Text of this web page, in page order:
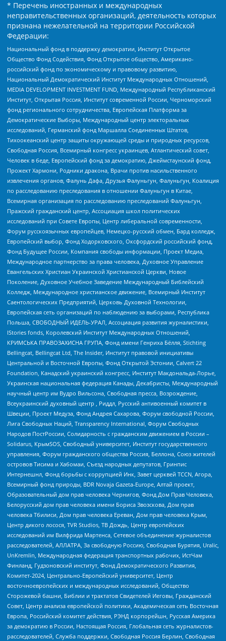
* Перечень иностранных и международных
неправительственных организаций, деятельность которых
признана нежелательной на территории Российской
Федерации:
Национальный фонд в поддержку демократии, Институт Открытое
Общество Фонд Содействия, Фонд Открытое общество, Американо-
российский фонд по экономическому и правовому развитию,
Национальный Демократический Институт Международных Отношений,
MEDIA DEVELOPMENT INVESTMENT FUND, Международный Республиканский
Институт, Открытая Россия, Институт современной России, Черноморский
фонд регионального сотрудничества, Европейская Платформа за
Демократические Выборы, Международный центр электоральных
исследований, Германский фонд Маршалла Соединенных Штатов,
Тихоокеанский центр защиты окружающей среды и природных ресурсов,
Свободная Россия, Всемирный конгресс украинцев, Атлантический совет,
Человек в беде, Европейский фонд за демократию, Джеймстаунский фонд,
Прожект Хармони, Родники дракона, Врачи против насильственного
извлечения органов, Фалунь Дафа, Друзья Фалуньгун, Фалуньгун, Коалиция
по расследованию преследования в отношении Фалуньгун в Китае,
Всемирная организация по расследованию преследований Фалуньгун,
Пражский гражданский центр, Ассоциация школ политических
исследований при Совете Европы, Центр либеральной современности,
Форум русскоязычных европейцев, Немецко-русский обмен, Бард колледж,
Европейский выбор, Фонд Ходорковского, Оксфордский российский фонд,
Фонд Будущее России, Компания свободы информации, Проект Медиа,
Международное партнерство за права человека, Духовное Управление
Евангельских Христиан Украинской Христианской Церкви, Новое
Поколение, Духовное Учебное Заведение Международный Библейский
Колледж, Международное христианское движение, Всемирный Институт
Саентологических Предприятий, Церковь Духовной Технологии,
Европейская сеть организаций по наблюдению за выборами, Республика
Польша, СВОБОДНЫЙ ИДЕЛЬ-УРАЛ, Ассоциация развития журналистики,
IStories fonds, Королевский Институт Международных Отношений,
КРИМСЬКА ПРАВОЗАХИСНА ГРУПА, Фонд имени Генриха Бёлля, Stichting
Bellingcat, Bellingcat Ltd, The Insider, Институт правовой инициативы
Центральной и Восточной Европы, Фонд Открытой Эстонии, Calvert 22
Foundation, Канадский украинский конгресс, Институт Макдональда-Лорье,
Украинская национальная федерация Канады, Декабристы, Международный
научный центр им Вудро Вильсона, Свободная пресса, Возрождение,
Всеукраинский духовный центр , Риддл, Русский антивоенный комитет в
Швеции, Проект Медуза, Фонд Андрея Сахарова, Форум свободной России,
Лига Свободных Наций, Transparеncy International, Форум Свободных
Народов ПостРоссии, Солидарность с гражданским движением в России –
Solidarus, КрымSOS, Свободный университет, Институт государственного
управления, Форум гражданского общества Россия, Беллона, Союз жителей
островов Тисима и Хабомаи, Съезд народных депутатов, Гринпис
Интернешнл, Фонд борьбы с коррупцией Инк, Завет церквей TCCN, Агора,
Всемирный фонд природы, BDR Novaja Gazeta-Europe, Алтай проект,
Образовательный дом прав человека Чернигов, Фонд Дом Прав Человека,
Белорусский дом прав человека имени Бориса Звозскова, Дом прав
человека Тбилиси, Дом прав человека Ереван, Дом прав человека Крым,
Центр дикого лосося, TVR Studios, ТВ Дождь, Центр европейских
исследований им Вилфрида Мартенса, Сетевое объединение журналистов
расследователей, АЛЛАТРА, За свободную Россию, Свободная Бурятия, Uralic,
UnKremlin, Международная федерация транспортных рабочих, ИстЧам
Финланд, Гудзоновский институт, Фонд Демократического Развития,
Комитет-2024, Центрально-Европейский университет, Центр
восточноевропейских и международных исследований, Общество
Сторожевой башни, Библии и трактатов Свидетелей Иеговы, Гражданский
Совет, Центр анализа европейской политики, Академическая сеть Восточная
Европа, Российский комитет действия, РЭНД корпорейшн, Русская Америка
за демократию в России, Настоящая Россия, Глобальная сеть журналистов-
расследователей, Служба поддержки, Свободная Россия Берлин, Свободная